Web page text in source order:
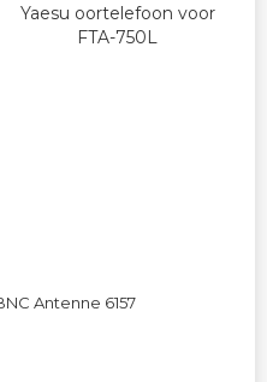
Yaesu oortelefoon voor
FTA-750L
Antenne 6157